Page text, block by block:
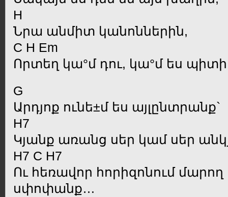
H
Նրա անմիտ կանոններին,
C H Em
Որտեղ կա°մ դու, կա°մ ես
G
Արդյոք ունե±մ ես այլընտրանք`
H7
Կյանք առանց սեր կամ սեր
H7 C H7
Ու հեռավոր հորիզոնում մարող
սփոփանք…